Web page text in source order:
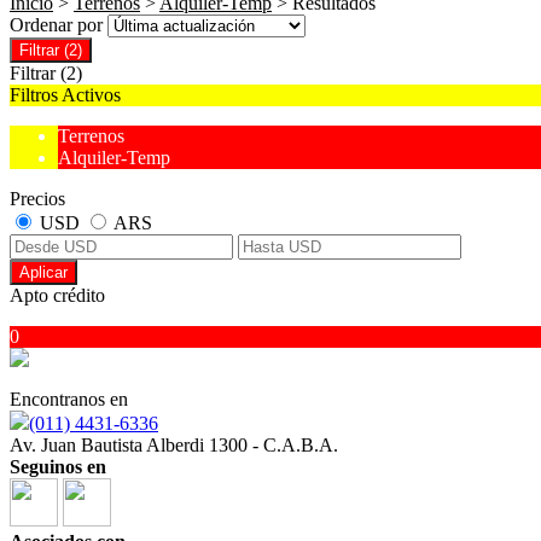
Ordenar por
Filtrar (2)
Filtrar (2)
Filtros Activos
Terrenos
Alquiler-Temp
Precios
USD
ARS
Aplicar
Apto crédito
0
Encontranos en
(011) 4431-6336
Av. Juan Bautista Alberdi 1300 - C.A.B.A.
Seguinos en